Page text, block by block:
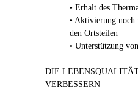
• Erhalt des
• Aktivierung noch
den Ortsteilen
• Unterstützung
DIE
VERBESSERN